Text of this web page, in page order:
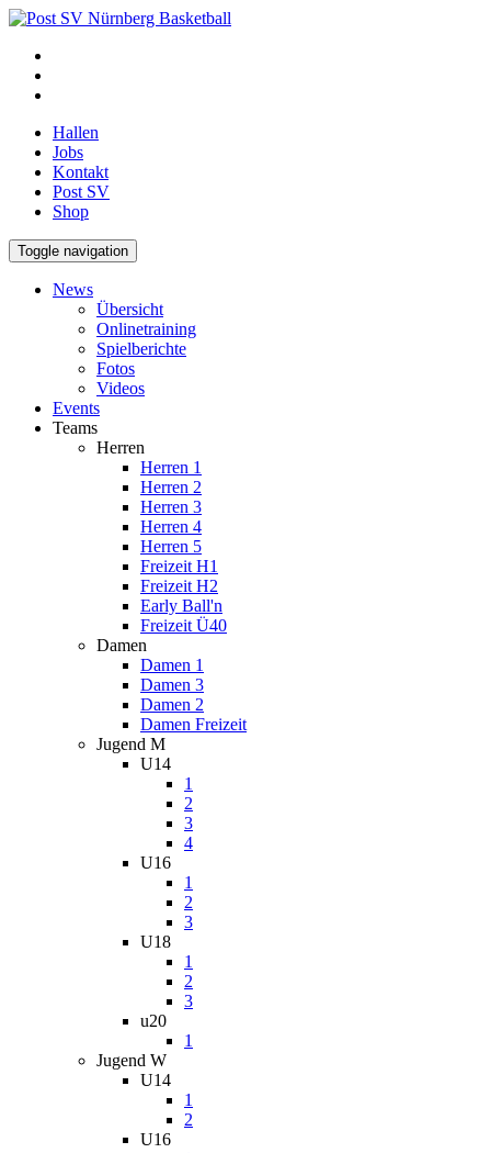
Hallen
Jobs
Kontakt
Post SV
Shop
Toggle navigation
News
Übersicht
Onlinetraining
Spielberichte
Fotos
Videos
Events
Teams
Herren
Herren 1
Herren 2
Herren 3
Herren 4
Herren 5
Freizeit H1
Freizeit H2
Early Ball'n
Freizeit Ü40
Damen
Damen 1
Damen 3
Damen 2
Damen Freizeit
Jugend M
U14
1
2
3
4
U16
1
2
3
U18
1
2
3
u20
1
Jugend W
U14
1
2
U16